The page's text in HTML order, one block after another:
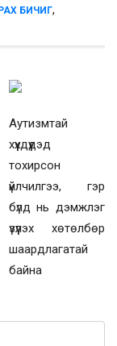
БИЧИГ,
Аутизмтай
хүүхдүүдэд
тохирсон
үйлчилгээ, гэр
бүлд нь дэмжлэг
үзүүлэх хөтөлбөр
шаардлагатай
байна